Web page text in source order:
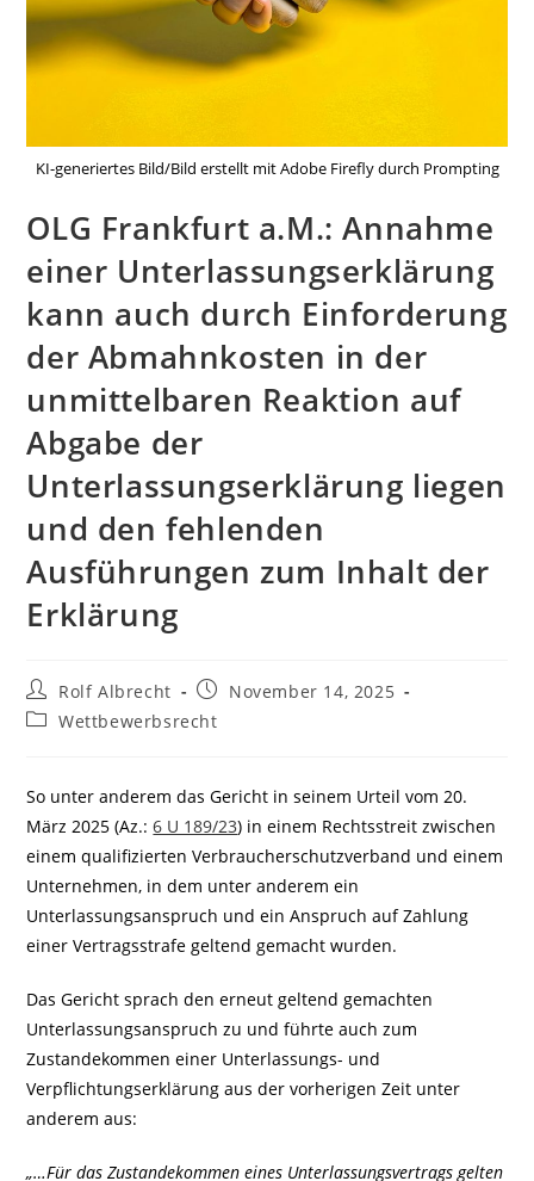
KI-generiertes Bild/Bild erstellt mit Adobe Firefly durch Prompting
OLG Frankfurt a.M.: Annahme
einer Unterlassungserklärung
kann auch durch Einforderung
der Abmahnkosten in der
unmittelbaren Reaktion auf
Abgabe der
Unterlassungserklärung liegen
und den fehlenden
Ausführungen zum Inhalt der
Erklärung
Beitrags-
Autor:
Rolf Albrecht
Beitrag
veröffentlicht:
November 14, 2025
Beitrags-
Wettbewerbsrecht
So unter anderem das Gericht in seinem Urteil vom 20.
März 2025 (Az.:6 U 189/23) in einem Rechtsstreit zwischen
einem qualifizierten Verbraucherschutzverband und einem
Unternehmen, in dem unter anderem ein
Unterlassungsanspruch und ein Anspruch auf Zahlung
einer Vertragsstrafe geltend gemacht wurden.
Das Gericht sprach den erneut geltend gemachten
Unterlassungsanspruch zu und führte auch zum
Zustandekommen einer Unterlassungs- und
Verpflichtungserklärung aus der vorherigen Zeit unter
anderem aus:
„…Für das Zustandekommen eines Unterlassungsvertrags gelten